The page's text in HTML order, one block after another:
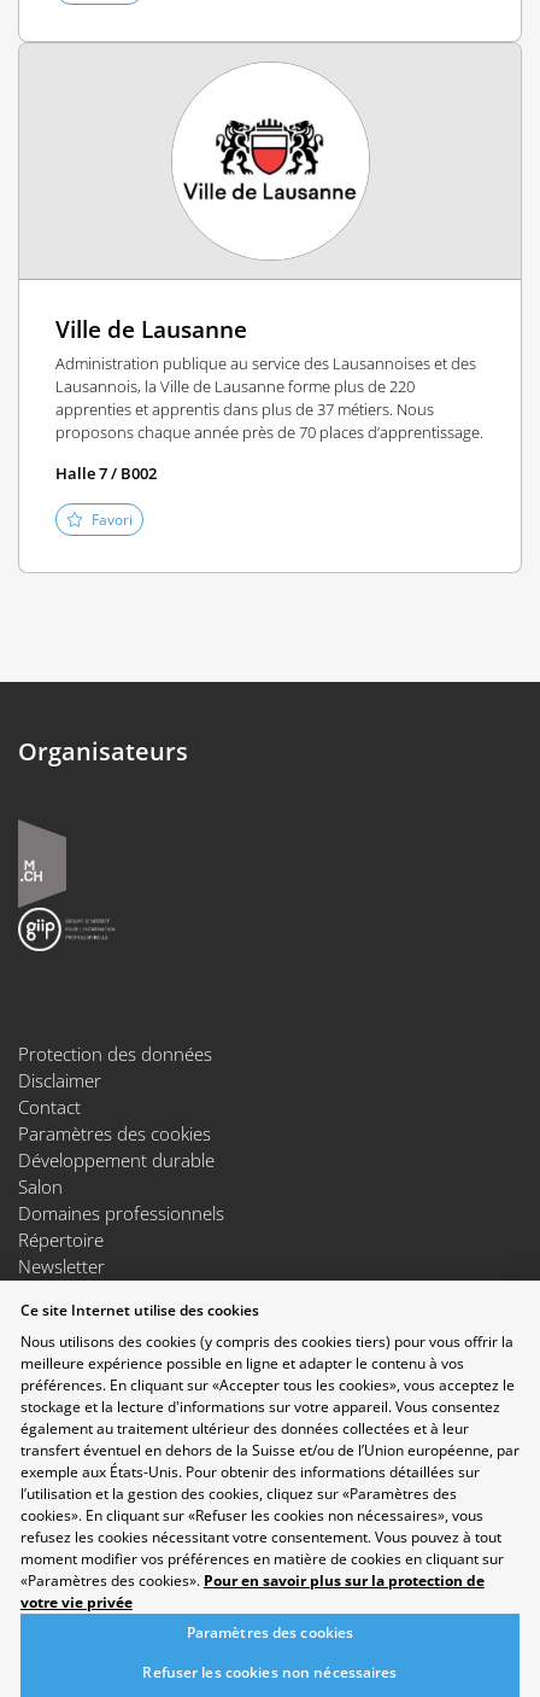
Ville de Lausanne
Administration publique au service des Lausannoises et des
Lausannois, la Ville de Lausanne forme plus de 220
apprenties et apprentis dans plus de 37 métiers. Nous
proposons chaque année près de 70 places d’apprentissage.
Halle 7 / B002
Favori
Organisateurs
Protection des données
Disclaimer
Contact
Paramètres des cookies
Développement durable
Salon
Domaines professionnels
Répertoire
Newsletter
Exposants
Conférences
Points forts
Espace Exposants
Espace Enseignants
Suivez-nous sur les réseaux sociaux
Ce site Internet utilise des cookies
Nous utilisons des cookies (y compris des cookies tiers) pour vous offrir la
meilleure expérience possible en ligne et adapter le contenu à vos
préférences. En cliquant sur «Accepter tous les cookies», vous acceptez le
stockage et la lecture d'informations sur votre appareil. Vous consentez
également au traitement ultérieur des données collectées et à leur
transfert éventuel en dehors de la Suisse et/ou de l’Union européenne, par
exemple aux États-Unis. Pour obtenir des informations détaillées sur
l’utilisation et la gestion des cookies, cliquez sur «Paramètres des
cookies». En cliquant sur «Refuser les cookies non nécessaires», vous
refusez les cookies nécessitant votre consentement. Vous pouvez à tout
moment modifier vos préférences en matière de cookies en cliquant sur
«Paramètres des cookies». Pour en savoir plus sur la protection de
votre vie privée
Paramètres des cookies
Refuser les cookies non nécessaires